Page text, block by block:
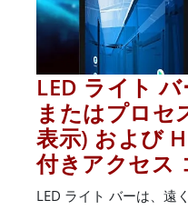
LED ライト
またはプロセ
表示) および
付きアクセス
LED ライト バーは、遠